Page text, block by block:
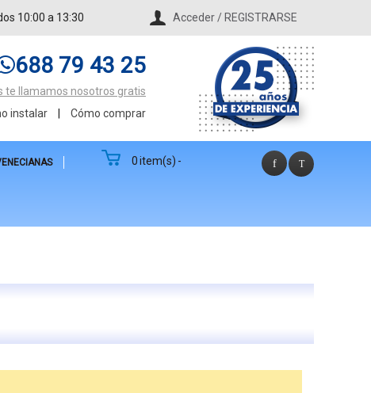
10:00 a 13:30 Acceder / REGISTRARSE
688 79 43 25
te llamamos nosotros gratis
instalar Cómo comprar
0item(s) -